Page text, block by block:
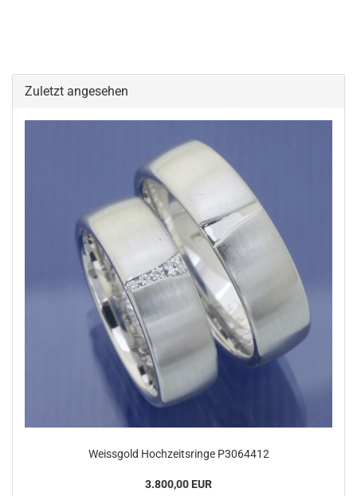
Zuletzt angesehen
Weissgold Hochzeitsringe P3064412
3.800,00 EUR